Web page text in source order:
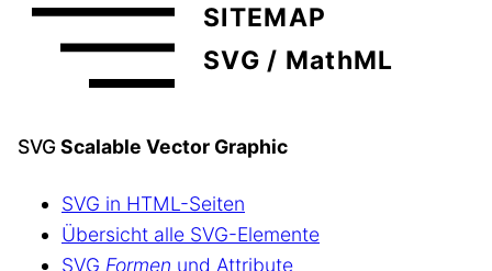
SITEMAP
SVG / MathML
SVGScalable Vector Graphic
SVG in HTML-Seiten
Übersicht alle SVG-Elemente
SVG Formen und Attribute